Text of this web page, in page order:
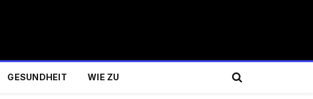
GESUNDHEIT WIE ZU